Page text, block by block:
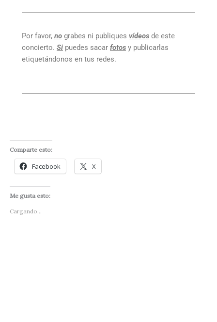
Por favor, no grabes ni publiques vídeos de este
concierto. Si puedes sacar fotos y publicarlas
etiquetándonos en tus redes.
Comparte esto:
Facebook X
Me gusta esto:
Cargando...